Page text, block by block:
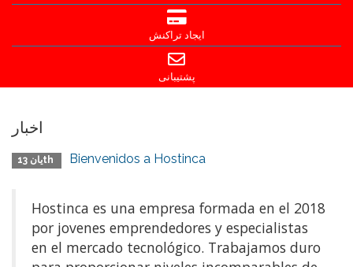
ایجاد تراکنش
پشتیبانی
اخبار
یان 13th Bienvenidos a Hostinca
Hostinca es una empresa formada en el 2018
por jovenes emprendedores y especialistas
en el mercado tecnológico. Trabajamos duro